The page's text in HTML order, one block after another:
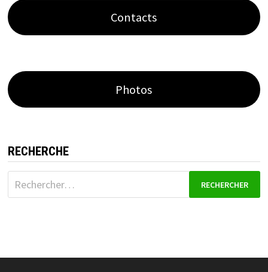
Contacts
Photos
RECHERCHE
Rechercher :